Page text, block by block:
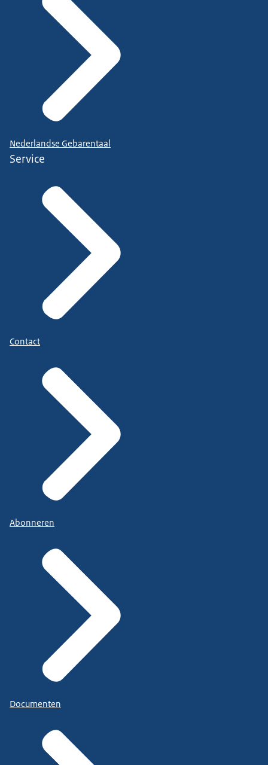
Nederlandse Gebarentaal
Service
Contact
Abonneren
Documenten